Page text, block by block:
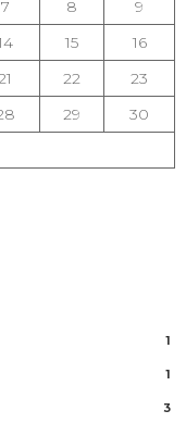
7 8
9
15
16
22
23
29
30
1
1
3